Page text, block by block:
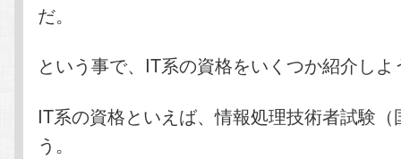
だ。
という事で、IT系の資格をいくつか紹介しよ
IT系の資格といえば、情報処理技術者試験
う。